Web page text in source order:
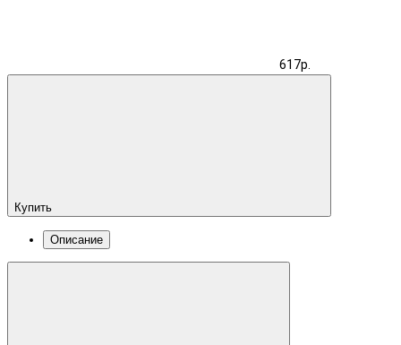
617р.
Купить
Описание